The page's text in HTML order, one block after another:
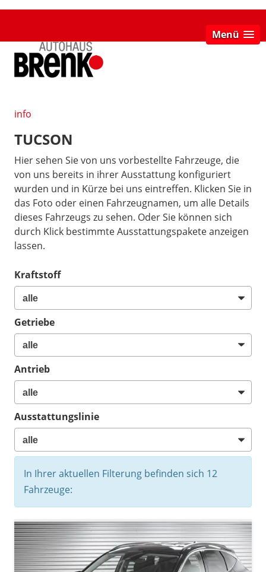
Menü
info
TUCSON
Hier sehen Sie von uns vorbestellte Fahrzeuge, die
von uns bereits in ihrer Ausstattung konfiguriert
wurden und in Kürze bei uns eintreffen. Klicken Sie in
das Foto oder einen Fahrzeugnamen, um alle Details
dieses Fahrzeugs zu sehen. Oder Sie können sich
durch Klick bestimmte Ausstattungspakete anzeigen
lassen.
Kraftstoff
Getriebe
Antrieb
Ausstattungslinie
In Ihrer aktuellen Filterung befinden sich 12
Fahrzeuge: